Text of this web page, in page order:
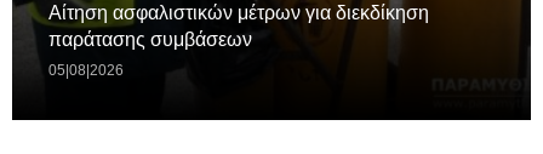
Aίτηση ασφαλιστικών μέτρων για διεκδίκηση
παράτασης συμβάσεων
05|08|2026